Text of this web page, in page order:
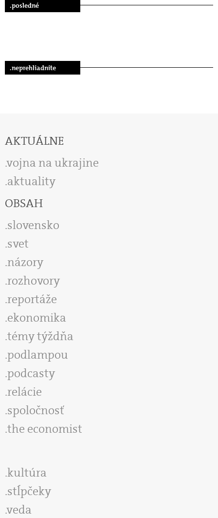
.posledné
.neprehliadnite
AKTUÁLNE
vojna na ukrajine
aktuality
OBSAH
slovensko
svet
názory
rozhovory
reportáže
ekonomika
témy týždňa
podlampou
podcasty
relácie
spoločnosť
the economist
kultúra
stĺpčeky
veda